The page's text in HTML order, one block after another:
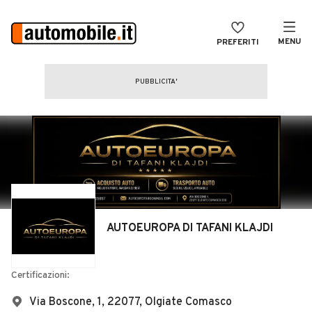
PREFERITI MENU
CERCA
Auto usate
Auto Km 0
Auto Nuove
Noleggio a lungo termine
Auto d'epoca
MAGAZINE
AUTOEUROPA DI TAFANI KLAJDI
Certificazioni:
Via Boscone, 1, 22077, Olgiate Comasco